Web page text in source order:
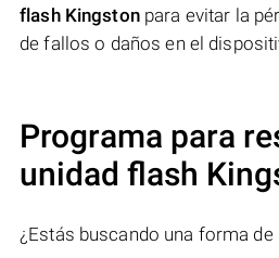
flash Kingstonpara evitar la
de fallos o daños en el
Programa para
unidad flash
¿Estás buscando una forma